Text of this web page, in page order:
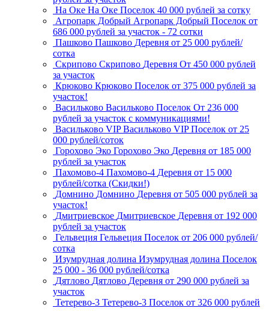
На Оке На Оке Поселок 40 000 рублей за сотку
Агропарк Добрый Агропарк Добрый Поселок от
686 000 рублей за участок - 72 сотки
Пашково Пашково Деревня от 25 000 рублей/
сотка
Скрипово Скрипово Деревня От 450 000 рублей
за участок
Крюково Крюково Поселок от 375 000 рублей за
участок!
Васильково Васильково Поселок От 236 000
рублей за участок с коммуникациями!
Васильково VIP Васильково VIP Поселок от 25
000 рублей/соток
Горохово Эко Горохово Эко Деревня от 185 000
рублей за участок
Пахомово-4 Пахомово-4 Деревня от 15 000
рублей/сотка (Скидки!)
Домнино Домнино Деревня от 505 000 рублей за
участок!
Дмитриевское Дмитриевское Деревня от 192 000
рублей за участок
Гельвеция Гельвеция Поселок от 206 000 рублей/
сотка
Изумрудная долина Изумрудная долина Поселок
25 000 - 36 000 рублей/сотка
Дятлово Дятлово Деревня от 290 000 рублей за
участок
Тетерево-3 Тетерево-3 Поселок от 326 000 рублей